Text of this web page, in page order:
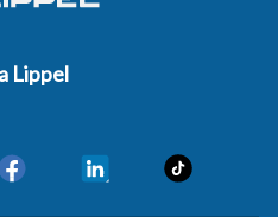
Lippel